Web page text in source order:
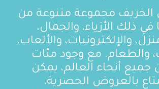
مجموعة متنوعة من
ذلك الأزياء، والجمال،
والإلكترونيات، والألعاب،
والطعام. مع وجود مئات
أنحاء العالم، يمكن
بالعروض الحصرية،